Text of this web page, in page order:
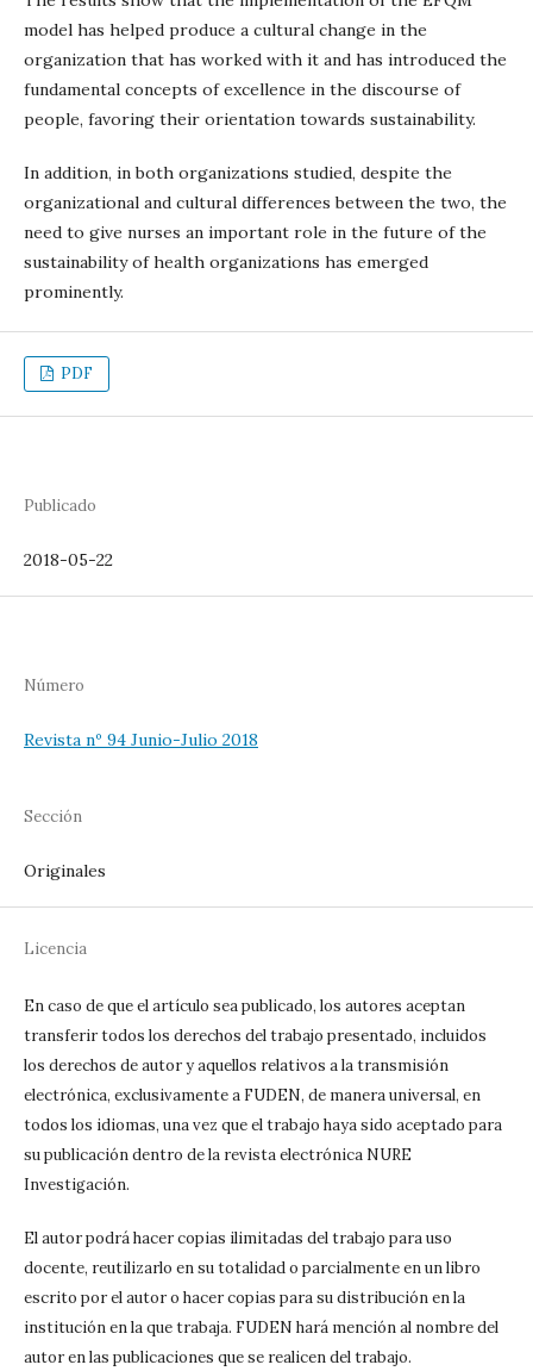
model has helped produce a cultural change in the
organization that has worked with it and has introduced the
fundamental concepts of excellence in the discourse of
people, favoring their orientation towards sustainability.
In addition, in both organizations studied, despite the
organizational and cultural differences between the two, the
need to give nurses an important role in the future of the
sustainability of health organizations has emerged
prominently.
PDF
Publicado
2018-05-22
Número
Revista nº 94 Junio-Julio 2018
Sección
Originales
Licencia
En caso de que el artículo sea publicado, los autores aceptan
transferir todos los derechos del trabajo presentado, incluidos
los derechos de autor y aquellos relativos a la transmisión
electrónica, exclusivamente a FUDEN, de manera universal, en
todos los idiomas, una vez que el trabajo haya sido aceptado para
su publicación dentro de la revista electrónica NURE
Investigación.
El autor podrá hacer copias ilimitadas del trabajo para uso
docente, reutilizarlo en su totalidad o parcialmente en un libro
escrito por el autor o hacer copias para su distribución en la
institución en la que trabaja. FUDEN hará mención al nombre del
autor en las publicaciones que se realicen del trabajo.